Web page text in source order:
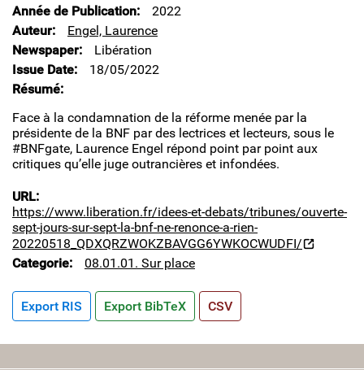
Année de Publication
2022
Auteur
Engel, Laurence
Newspaper
Libération
Issue Date
18/05/2022
Résumé
Face à la condamnation de la réforme menée par la
présidente de la BNF par des lectrices et lecteurs, sous le
#BNFgate, Laurence Engel répond point par point aux
critiques qu’elle juge outrancières et infondées.
URL
https://www.liberation.fr/idees-et-debats/tribunes/ouverte-
sept-jours-sur-sept-la-bnf-ne-renonce-a-rien-
20220518_QDXQRZWOKZBAVGG6YWKOCWUDFI/
Categorie
08.01.01. Sur place
Export RIS Export BibTeX CSV